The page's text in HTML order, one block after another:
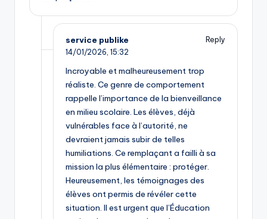
service publike
Reply
14/01/2026, 15:32
Incroyable et malheureusement trop
réaliste. Ce genre de comportement
rappelle l’importance de la bienveillance
en milieu scolaire. Les élèves, déjà
vulnérables face à l’autorité, ne
devraient jamais subir de telles
humiliations. Ce remplaçant a failli à sa
mission la plus élémentaire : protéger.
Heureusement, les témoignages des
élèves ont permis de révéler cette
situation. Il est urgent que l’Éducation